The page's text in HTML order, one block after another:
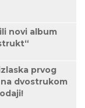
novi album
prvog
na dvostrukom